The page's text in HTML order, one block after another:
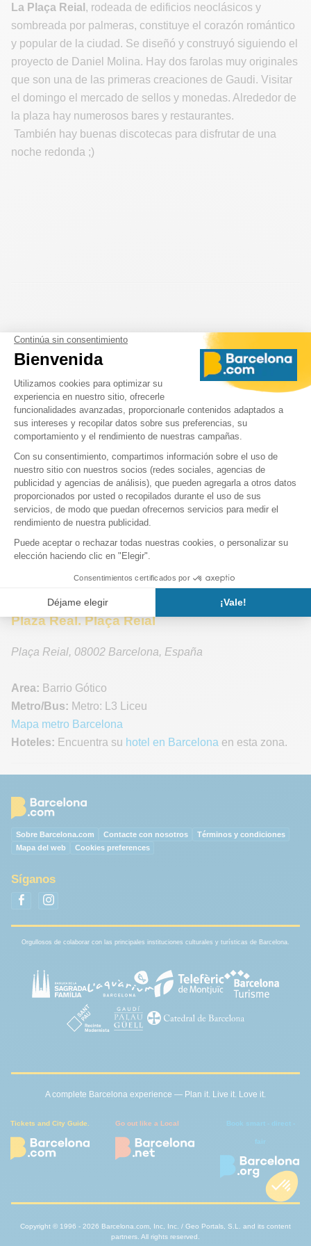
La Plaça Reial , rodeada de edificios neoclásicos y
sombreada por palmeras, constituye el corazón romántico
y popular de la ciudad. Se diseñó y construyó siguiendo el
proyecto de Daniel Molina. Hay dos farolas muy originales
que son una de las primeras creaciones de Gaudi. Visitar
el domingo el mercado de sellos y monedas. Alrededor de
la plaza hay numerosos bares y restaurantes.
También hay buenas discotecas para disfrutar de una
noche redonda ;)
Plaza Real. Plaça Reial
Plaça Reial, 08002 Barcelona, España
Area: Barrio Gótico
Metro/Bus: Metro: L3 Liceu
Mapa metro Barcelona
Hoteles: Encuentra su hotel en Barcelona en esta zona.
Sobre Barcelona.com Contacte con nosotros
Términos y condiciones
Mapa del web
Cookies preferences
Síganos
Orgullosos de colaborar con las principales instituciones culturales y turísticas de Barcelona.
A complete Barcelona experience — Plan it. Live it. Love it.
Tickets and City Guide. Go out like a Local Book smart - direct -
fair
Copyright © 1996 - 2026 Barcelona.com, Inc, Inc. / Geo Portals, S.L. and its content
partners. All rights reserved.